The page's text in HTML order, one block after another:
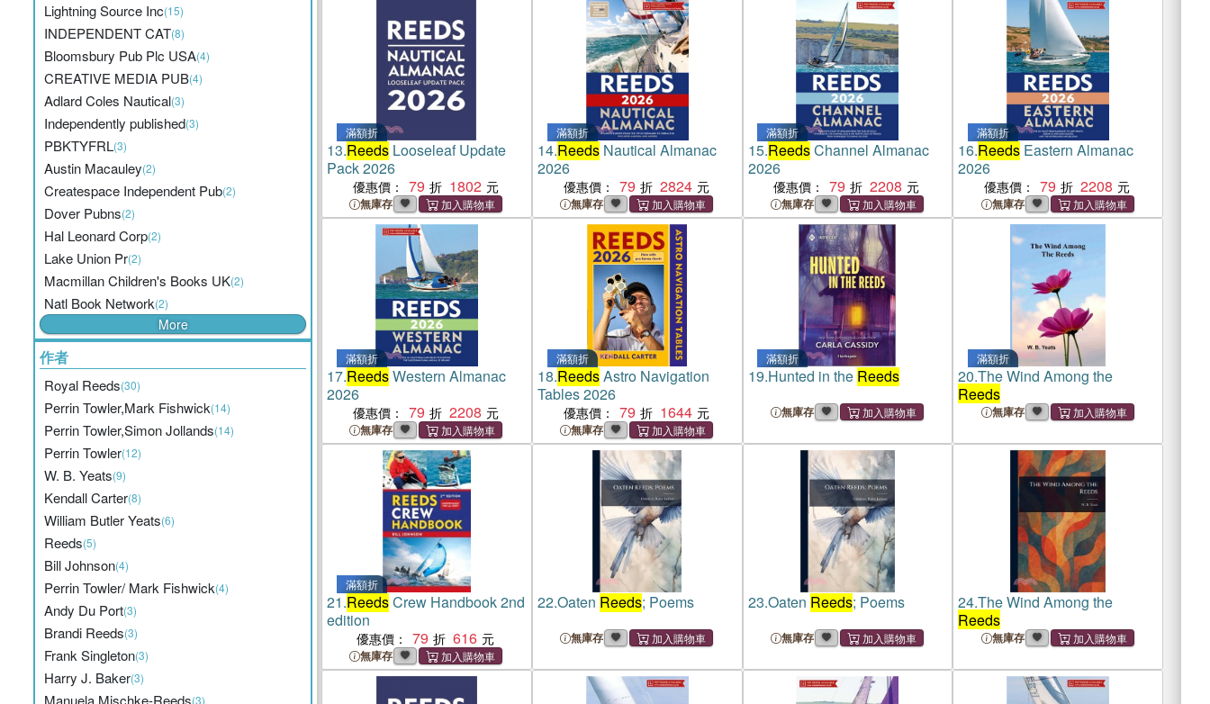
Lightning Source Inc(15)
INDEPENDENT CAT(8)
Bloomsbury Pub Plc USA(4)
CREATIVE MEDIA PUB(4)
Adlard Coles Nautical(3)
Independently published(3)
PBKTYFRL(3)
Austin Macauley(2)
Createspace Independent Pub(2)
Dover Pubns(2)
Hal Leonard Corp(2)
Lake Union Pr(2)
Macmillan Children's Books UK(2)
Natl Book Network(2)
More
作者
Royal Reeds(30)
Perrin Towler,Mark Fishwick(14)
Perrin Towler,Simon Jollands(14)
Perrin Towler(12)
W. B. Yeats(9)
Kendall Carter(8)
William Butler Yeats(6)
Reeds(5)
Bill Johnson(4)
Perrin Towler/ Mark Fishwick(4)
Andy Du Port(3)
Brandi Reeds(3)
Frank Singleton(3)
Harry J. Baker(3)
Manuela Mischke-Reeds(3)
滿額折
13.Reeds Looseleaf Update
Pack 2026
優惠價： 79 1802
無庫存
滿額折
14.ReedsNautical Almanac
2026
優惠價： 79 2824
無庫存
滿額折
15.ReedsChannel Almanac
2026
優惠價： 79 2208
無庫存
滿額折
16.Reeds Eastern Almanac
2026
優惠價： 79 2208
無庫存
滿額折
17.ReedsWestern Almanac
2026
優惠價： 79 2208
無庫存
滿額折
18.ReedsAstro Navigation
Tables 2026
優惠價： 79 1644
無庫存
滿額折
19.Hunted in the Reeds
無庫存
滿額折
20.The Wind Among the
Reeds
無庫存
滿額折
21.ReedsCrew Handbook 2nd
edition
優惠價： 79 616
無庫存
22.Oaten Reeds; Poems
無庫存
23.Oaten Reeds; Poems
無庫存
24.The Wind Among the
Reeds
無庫存